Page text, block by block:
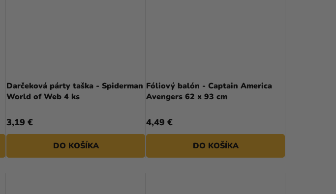
Darčeková párty taška - Spiderman
World of Web 4 ks
3,19 €
DO KOŠÍKA
Fóliový balón - Captain America
Avengers 62 x 93 cm
4,49 €
DO KOŠÍKA